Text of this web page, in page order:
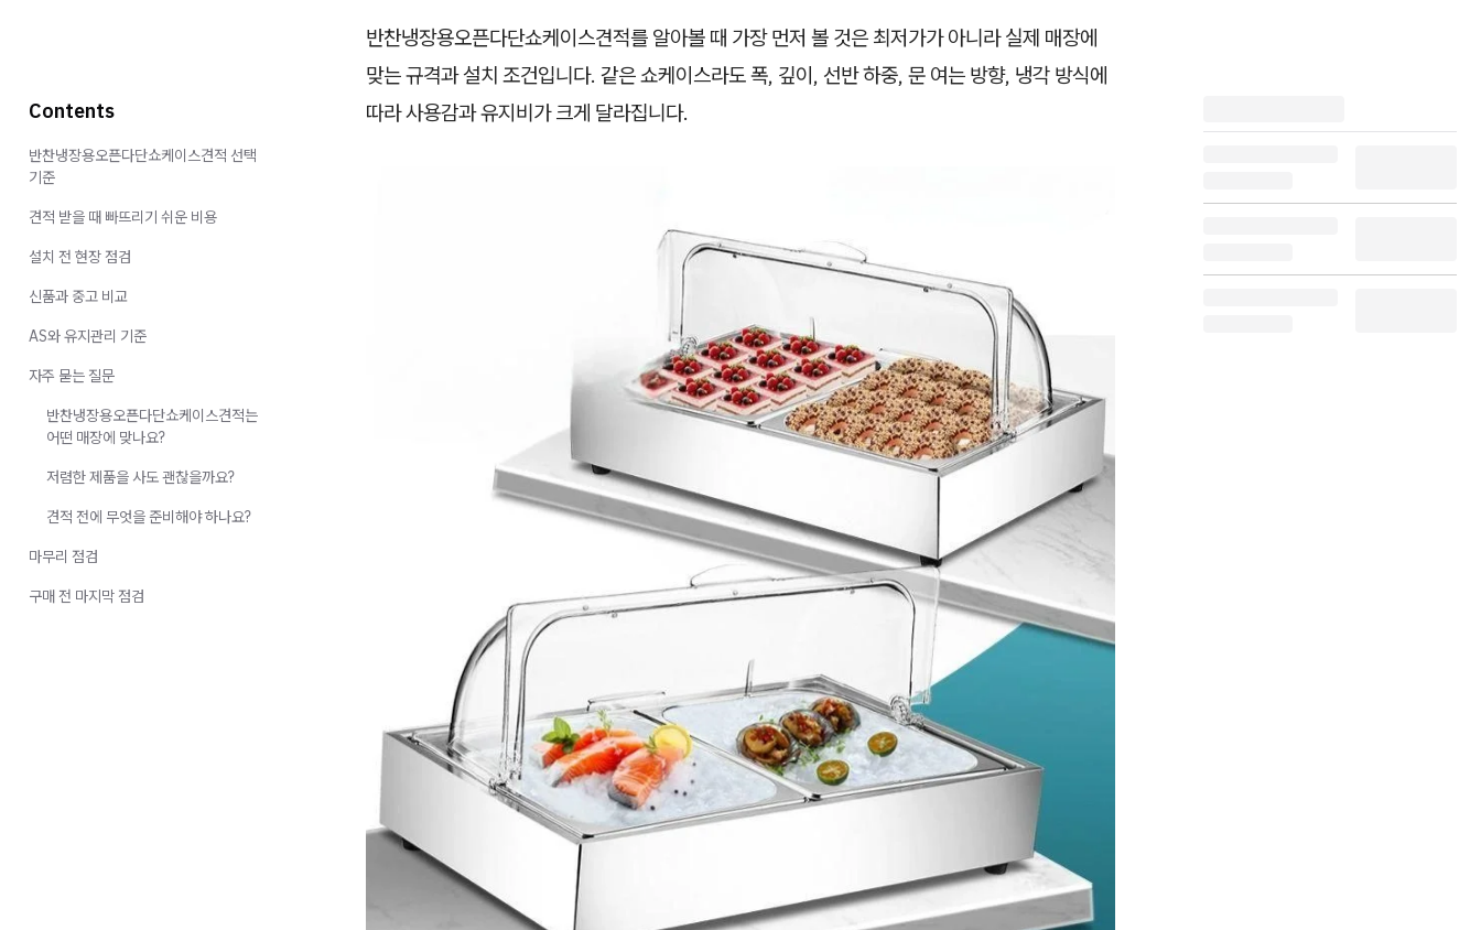
반찬냉장용오픈다단쇼케이스견적를 알아볼 때 가장 먼저 볼 것은 최저가가 아니라 실제 매장에
맞는 규격과 설치 조건입니다. 같은 쇼케이스라도 폭, 깊이, 선반 하중, 문 여는 방향, 냉각 방식에
따라 사용감과 유지비가 크게 달라집니다.
Contents
반찬냉장용오픈다단쇼케이스견적 선택
기준
견적 받을 때 빠뜨리기 쉬운 비용
설치 전 현장 점검
신품과 중고 비교
AS와 유지관리 기준
자주 묻는 질문
반찬냉장용오픈다단쇼케이스견적는
어떤 매장에 맞나요?
저렴한 제품을 사도 괜찮을까요?
견적 전에 무엇을 준비해야 하나요?
마무리 점검
구매 전 마지막 점검